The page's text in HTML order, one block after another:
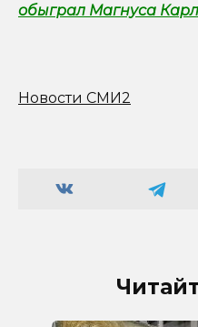
обыграл Магнуса
Новости СМИ2